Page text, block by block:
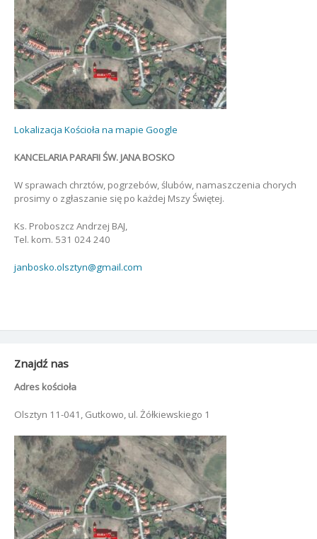
Lokalizacja Kościoła na mapie Google
KANCELARIA PARAFII ŚW. JANA BOSKO
W sprawach chrztów, pogrzebów, ślubów, namaszczenia chorych
prosimy o zgłaszanie się po każdej Mszy Świętej.
Ks. Proboszcz Andrzej BAJ,
Tel. kom. 531 024 240
janbosko.olsztyn@gmail.com
Znajdź nas
Adres kościoła
Olsztyn 11-041, Gutkowo, ul. Żółkiewskiego 1